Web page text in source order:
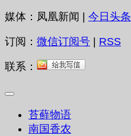
媒体：凤凰新闻 | 今日头条
订阅： 微信订阅号 RSS
联系：
苔藓物语
南国香农